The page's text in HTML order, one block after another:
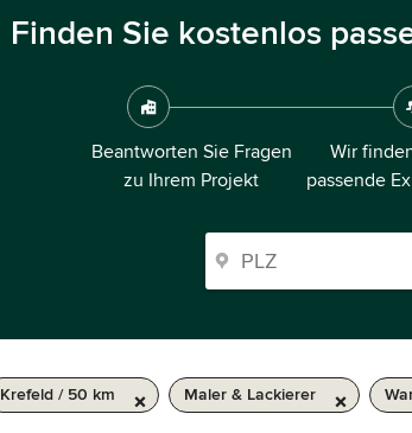
Finden Sie kostenlos
Beantworten Sie Fragen
zu Ihrem Projekt
Wir
passende
Krefeld / 50 km Maler & Lackierer